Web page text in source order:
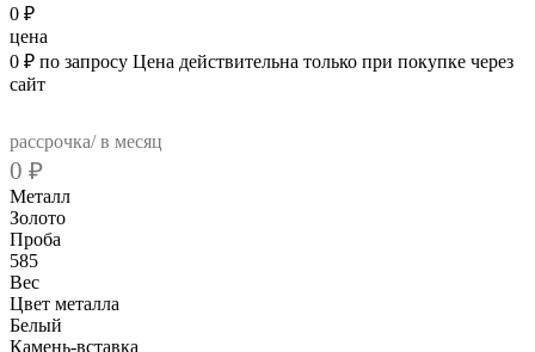
0 ₽
цена
0 ₽ по запросу Цена действительна только при покупке через
сайт
рассрочка/ в месяц
0 ₽
Металл
Золото
Проба
585
Вес
Цвет металла
Белый
Камень-вставка